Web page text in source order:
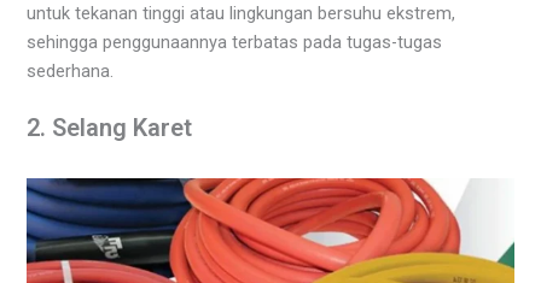
untuk tekanan tinggi atau lingkungan bersuhu ekstrem,
sehingga penggunaannya terbatas pada tugas-tugas
sederhana.
2. Selang Karet